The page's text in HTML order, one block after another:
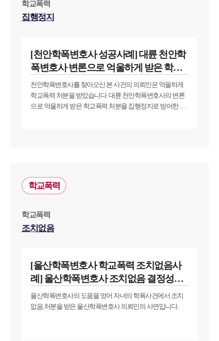
학교폭력
집행정지
[천안학폭변호사 성공사례] 대륜 천안학
폭변호사 변론으로 억울하게 받은 학폭
처분 방어
천안학폭변호사를 찾아오신 본 사건의 의뢰인은 억울하게
학교폭력 처분을 받았습니다. 대륜 천안학폭변호사의 변론
으로 억울하게 받은 학교폭력 처분을 집행정지로 방어한 의
학교폭력
학교폭력
조치없음
[울산학폭변호사 학교폭력 조치없음사
례] 울산학폭변호사 조치없음 결정성공
사연
울산학폭변호사의 도움을 얻어 자녀의 학폭사건에서 조치
없음 처분을 받은 울산학폭변호사 의뢰인의 사연입니다.